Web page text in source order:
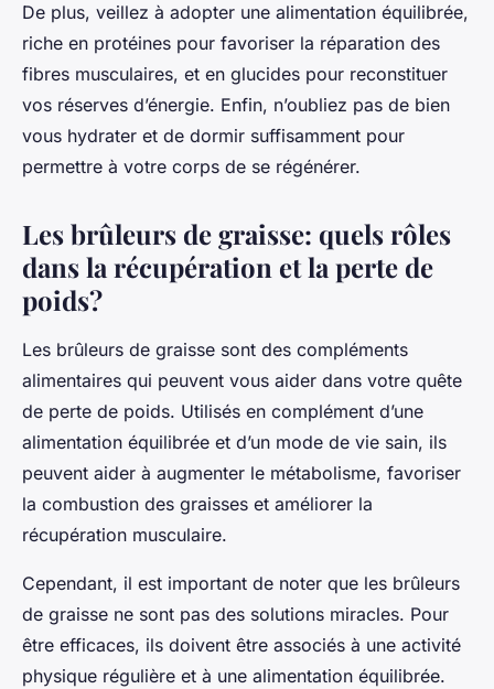
De plus, veillez à adopter une alimentation équilibrée,
riche en protéines pour favoriser la réparation des
fibres musculaires, et en glucides pour reconstituer
vos réserves d’énergie. Enfin, n’oubliez pas de bien
vous hydrater et de dormir suffisamment pour
permettre à votre corps de se régénérer.
Les brûleurs de graisse: quels rôles
dans la récupération et la perte de
poids?
Les brûleurs de graisse sont des compléments
alimentaires qui peuvent vous aider dans votre quête
de perte de poids. Utilisés en complément d’une
alimentation équilibrée et d’un mode de vie sain, ils
peuvent aider à augmenter le métabolisme, favoriser
la combustion des graisses et améliorer la
récupération musculaire.
Cependant, il est important de noter que les brûleurs
de graisse ne sont pas des solutions miracles. Pour
être efficaces, ils doivent être associés à une activité
physique régulière et à une alimentation équilibrée.